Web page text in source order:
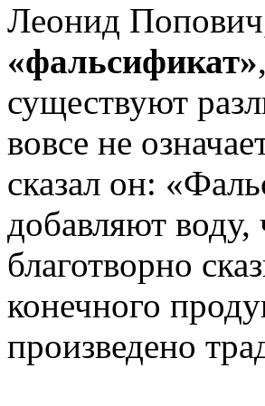
Леонид
«фальсификат»,
существуют
вовсе не
сказал он:
добавляют воду,
благотворно
конечного
произведено